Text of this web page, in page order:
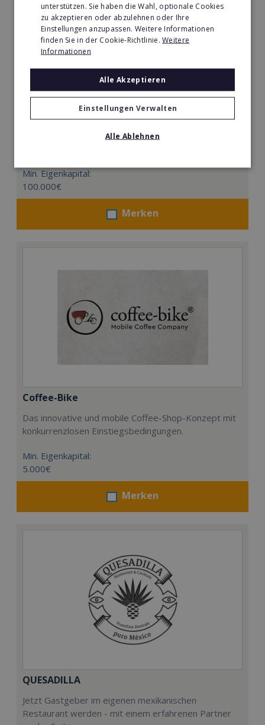
Mindways 3D TrickArt
3D TrickArt ist der neue Mega-Freizeittrend für die
Min. Eigenkapital:
100.000€
Merken
Coffee-Bike
Das innovative und mobile Coffee-Shop-Konzept mit
konkurrenzlosen Einstiegsbedingungen.
Min. Eigenkapital:
5.000€
Merken
QUESADILLA
Jetzt Gastgeber im eigenen mexikanischen
Restaurant werden - mit einem erfahrenen Partner
unterstützen. Sie haben die Wahl, optionale Cookies
zu akzeptieren oder abzulehnen oder Ihre
Einstellungen anzupassen. Weitere Informationen
finden Sie in der Cookie-Richtlinie.Weitere
Informationen
Alle Akzeptieren
Einstellungen Verwalten
Alle Ablehnen